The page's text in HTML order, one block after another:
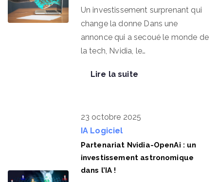
Un investissement surprenant qui
change la donne Dans une
annonce qui a secoué le monde de
la tech, Nvidia, le…
Lire la suite
23 octobre 2025
IA Logiciel
Partenariat Nvidia-OpenAi : un
investissement astronomique
dans l’IA !